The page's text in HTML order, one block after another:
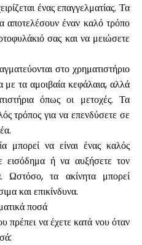
μου
2955
ένας επαγγελματίας. Τα
αποτελέσουν έναν καλό τρόπο
σας και να μειώσετε
στο χρηματιστήριο
τα αμοιβαία κεφάλαια, αλλά
όπως οι μετοχές. Τα
τρόπος για να επενδύσετε σε
μπορεί να είναι ένας καλός
εισόδημα ή να αυξήσετε τον
Ωστόσο, τα ακίνητα μπορεί
και επικίνδυνα.
ποσά
πρέπει να έχετε κατά νου όταν